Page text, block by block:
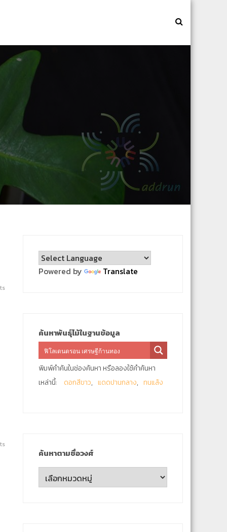
Powered by Translate
ค้นหาพันธุ์ไม้ในฐานข้อมูล
พิมพ์คำค้นในช่องค้นหา หรือลองใช้คำค้นหา
เหล่านี้:
ดอกสีขาว แดดปานกลาง ทนแล้ง
ค้นหาตามชื่อวงศ์
ค้นหา
ตาม